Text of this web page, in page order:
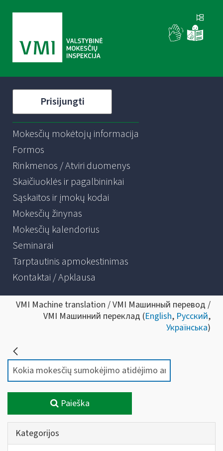
Prisijungti
Mokesčių mokėtojų informacija
Formos
Rinkmenos / Atviri duomenys
Skaičiuoklės ir pagalbininkai
Sąskaitos ir įmokų kodai
Mokesčių žinynas
Mokesčių kalendorius
Seminarai
Tarptautinis apmokestinimas
Kontaktai / Apklausa
VMI Machine translation / VMI Машинный перевод /
VMI Машинний переклад (English, Русский,
Українська)
Paieška
Kategorijos